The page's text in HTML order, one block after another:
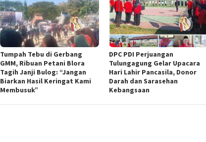
Tumpah Tebu di Gerbang
GMM, Ribuan Petani Blora
Tagih Janji Bulog: “Jangan
Biarkan Hasil Keringat Kami
Membusuk”
DPC PDI Perjuangan
Tulungagung Gelar Upacara
Hari Lahir Pancasila, Donor
Darah dan Sarasehan
Kebangsaan